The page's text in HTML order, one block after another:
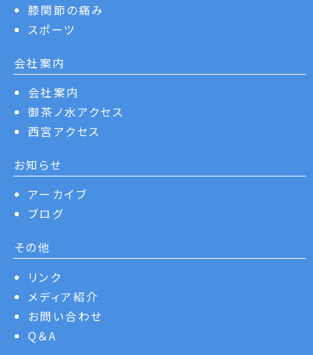
膝関節の痛み
スポーツ
会社案内
会社案内
御茶ノ水アクセス
西宮アクセス
お知らせ
アーカイブ
ブログ
その他
リンク
メディア紹介
お問い合わせ
Q＆A